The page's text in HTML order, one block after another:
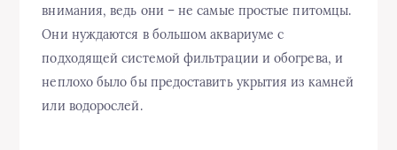
внимания, ведь они – не самые простые питомцы.
Они нуждаются в большом аквариуме с
подходящей системой фильтрации и обогрева, и
неплохо было бы предоставить укрытия из камней
или водорослей.